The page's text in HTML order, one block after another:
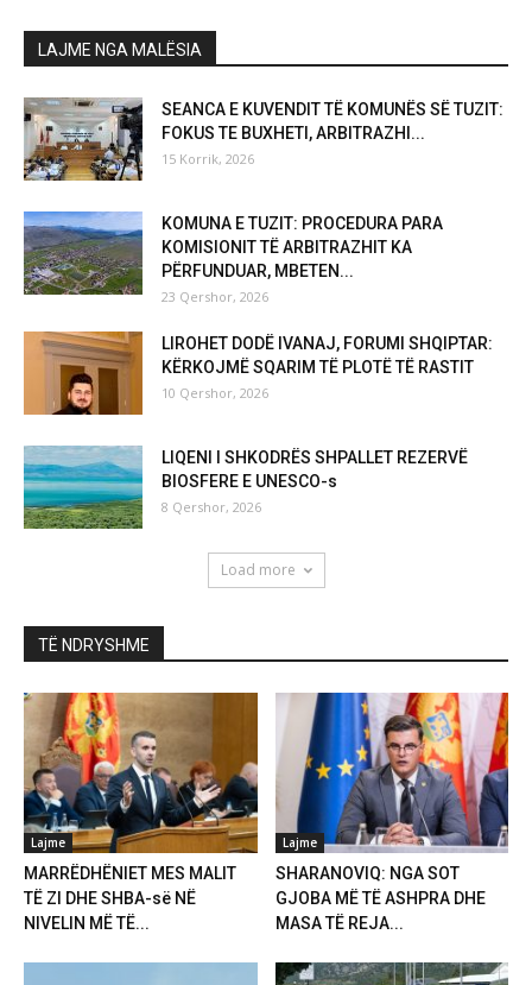
LAJME NGA MALËSIA
SEANCA E KUVENDIT TË KOMUNËS SË TUZIT:
FOKUS TE BUXHETI, ARBITRAZHI...
15 Korrik, 2026
KOMUNA E TUZIT: PROCEDURA PARA
KOMISIONIT TË ARBITRAZHIT KA
PËRFUNDUAR, MBETEN...
23 Qershor, 2026
LIROHET DODË IVANAJ, FORUMI SHQIPTAR:
KËRKOJMË SQARIM TË PLOTË TË RASTIT
10 Qershor, 2026
LIQENI I SHKODRËS SHPALLET REZERVË
BIOSFERE E UNESCO-s
8 Qershor, 2026
Load more
TË NDRYSHME
Lajme
MARRËDHËNIET MES MALIT
TË ZI DHE SHBA-së NË
NIVELIN MË TË...
Lajme
SHARANOVIQ: NGA SOT
GJOBA MË TË ASHPRA DHE
MASA TË REJA...